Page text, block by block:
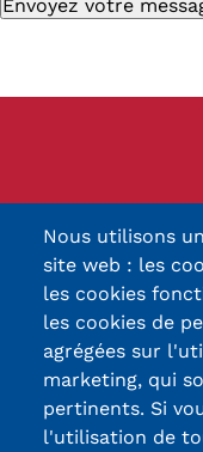
Nous utilisons
site web : les
les cookies
les cookies de
agrégées sur
marketing, qui
pertinents. Si
l'utilisation de